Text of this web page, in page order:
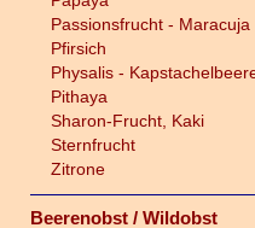
Passionsfrucht - Maracuja
Pfirsich
Physalis -
Pithaya
Sharon-Frucht, Kaki
Sternfrucht
Zitrone
Beerenobst / Wildobst